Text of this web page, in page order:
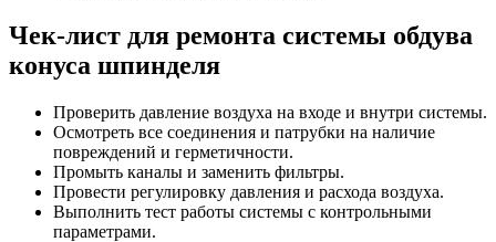
Чек-лист для ремонта системы обдува
конуса шпинделя
Проверить давление воздуха на входе и внутри системы.
Осмотреть все соединения и патрубки на наличие
повреждений и герметичности.
Промыть каналы и заменить фильтры.
Провести регулировку давления и расхода воздуха.
Выполнить тест работы системы с контрольными
параметрами.